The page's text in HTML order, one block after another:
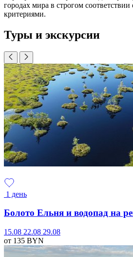
городах мира в строгом
критериями.
Туры и экскурсии
1 день
Болото Ельня и водопад на
15.08 22.08 29.08
от 135 BYN